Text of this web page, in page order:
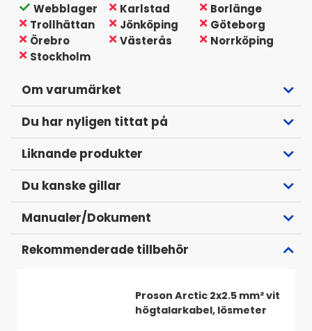
Webblager Karlstad
Borlänge
Trollhättan
Jönköping
Göteborg
Örebro
Västerås
Norrköping
Stockholm
Om varumärket
Du har nyligen tittat på
Liknande produkter
Du kanske gillar
Manualer/Dokument
Rekommenderade tillbehör
Proson Arctic 2x2.5 mm² vit
högtalarkabel, lösmeter